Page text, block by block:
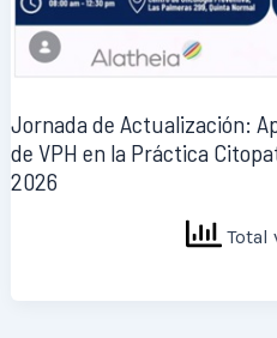
Jornada de Actualización:
de VPH en la Práctica
2026
Total